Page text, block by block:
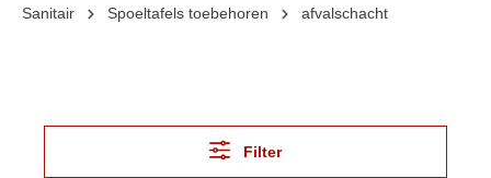
Sanitair Spoeltafels toebehoren afvalschacht
Filter